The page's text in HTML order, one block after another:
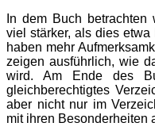
In dem Buch
viel stärker, als dies
haben mehr
zeigen ausführlich, wie
wird. Am Ende des
gleichberechtigtes
aber nicht nur im
mit ihren Besonderheiten